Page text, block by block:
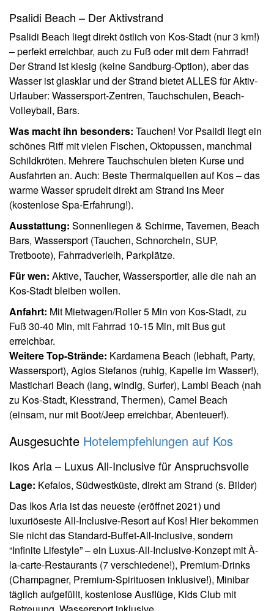
Psalidi Beach – Der Aktivstrand
Psalidi Beach liegt direkt östlich von Kos-Stadt (nur 3 km!)
– perfekt erreichbar, auch zu Fuß oder mit dem Fahrrad!
Der Strand ist kiesig (keine Sandburg-Option), aber das
Wasser ist glasklar und der Strand bietet ALLES für Aktiv-
Urlauber: Wassersport-Zentren, Tauchschulen, Beach-
Volleyball, Bars.
Was macht ihn besonders: Tauchen! Vor Psalidi liegt ein
schönes Riff mit vielen Fischen, Oktopussen, manchmal
Schildkröten. Mehrere Tauchschulen bieten Kurse und
Ausfahrten an. Auch: Beste Thermalquellen auf Kos – das
warme Wasser sprudelt direkt am Strand ins Meer
(kostenlose Spa-Erfahrung!).
Ausstattung: Sonnenliegen & Schirme, Tavernen, Beach
Bars, Wassersport (Tauchen, Schnorcheln, SUP,
Tretboote), Fahrradverleih, Parkplätze.
Für wen: Aktive, Taucher, Wassersportler, alle die nah an
Kos-Stadt bleiben wollen.
Anfahrt: Mit Mietwagen/Roller 5 Min von Kos-Stadt, zu
Fuß 30-40 Min, mit Fahrrad 10-15 Min, mit Bus gut
erreichbar.
Weitere Top-Strände: Kardamena Beach (lebhaft, Party,
Wassersport), Agios Stefanos (ruhig, Kapelle im Wasser!),
Mastichari Beach (lang, windig, Surfer), Lambi Beach (nah
zu Kos-Stadt, Kiesstrand, Thermen), Camel Beach
(einsam, nur mit Boot/Jeep erreichbar, Abenteuer!).
Ausgesuchte Hotelempfehlungen auf Kos
Ikos Aria – Luxus All-Inclusive für Anspruchsvolle
Lage: Kefalos, Südwestküste, direkt am Strand (s. Bilder)
Das Ikos Aria ist das neueste (eröffnet 2021) und
luxuriöseste All-Inclusive-Resort auf Kos! Hier bekommen
Sie nicht das Standard-Buffet-All-Inclusive, sondern
“Infinite Lifestyle” – ein Luxus-All-Inclusive-Konzept mit À-
la-carte-Restaurants (7 verschiedene!), Premium-Drinks
(Champagner, Premium-Spirituosen inklusive!), Minibar
täglich aufgefüllt, kostenlose Ausflüge, Kids Club mit